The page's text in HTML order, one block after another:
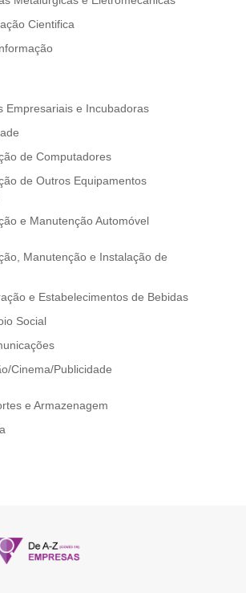
Cientifica
Empresariais e Incubadoras
de Computadores
de Outros Equipamentos
e Manutenção Automóvel
Manutenção e Instalação de
e Estabelecimentos de Bebidas
Social
Cinema/Publicidade
e Armazenagem